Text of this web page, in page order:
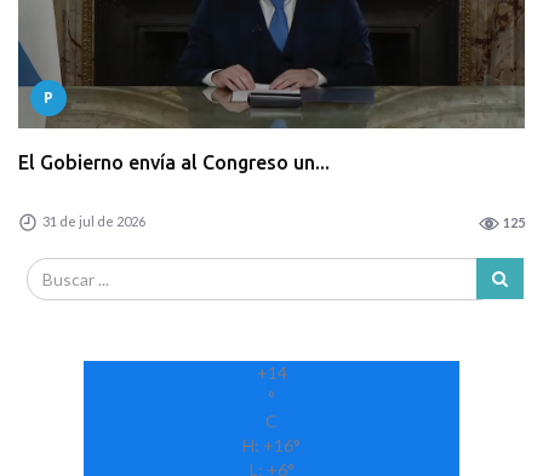
P
El Gobierno envía al Congreso un...
31 de jul de 2026 125
+14
°
C
H: +16°
L: +6°